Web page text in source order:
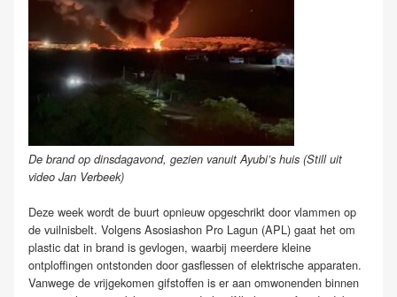
De brand op dinsdagavond, gezien vanuit Ayubi’s huis (Still uit
video Jan Verbeek)
Deze week wordt de buurt opnieuw opgeschrikt door vlammen op
de vuilnisbelt. Volgens Asosiashon Pro Lagun (APL) gaat het om
plastic dat in brand is gevlogen, waarbij meerdere kleine
ontploffingen ontstonden door gasflessen of elektrische apparaten.
Vanwege de vrijgekomen gifstoffen is er aan omwonenden binnen